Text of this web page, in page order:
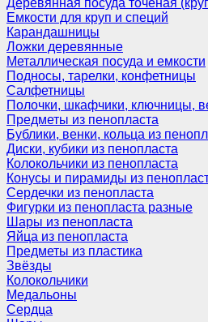
Деревянная посуда точеная
Емкости для круп и специй
Карандашницы
Ложки деревянные
Металлическая посуда и емкости
Подносы, тарелки, конфетницы
Салфетницы
Полочки, шкафчики, ключницы,
Предметы из пенопласта
Бублики, венки, кольца из
Диски, кубики из пенопласта
Колокольчики из пенопласта
Конусы и пирамиды из
Сердечки из пенопласта
Фигурки из пенопласта разные
Шары из пенопласта
Яйца из пенопласта
Предметы из пластика
Звёзды
Колокольчики
Медальоны
Сердца